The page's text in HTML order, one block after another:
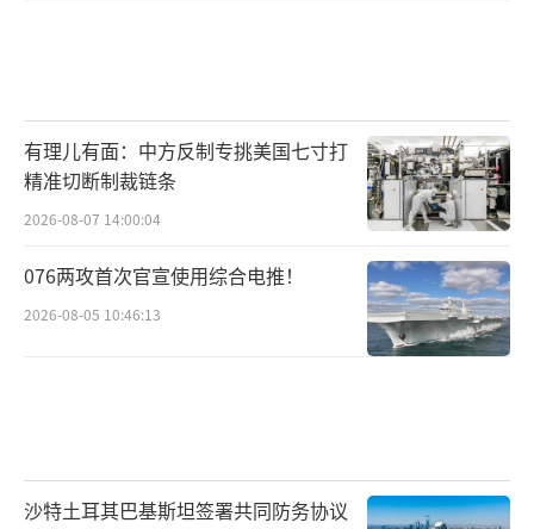
有理儿有面：中方反制专挑美国七寸打
精准切断制裁链条
2026-08-07 14:00:04
076两攻首次官宣使用综合电推！
2026-08-05 10:46:13
沙特土耳其巴基斯坦签署共同防务协议